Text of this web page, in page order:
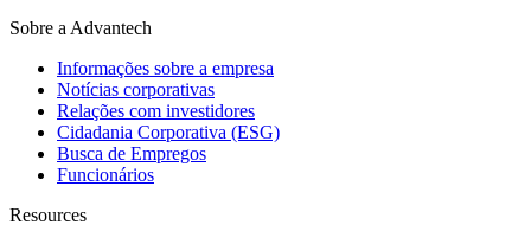
Sobre a Advantech
Informações sobre a empresa
Notícias corporativas
Relações com investidores
Cidadania Corporativa (ESG)
Busca de Empregos
Funcionários
Resources